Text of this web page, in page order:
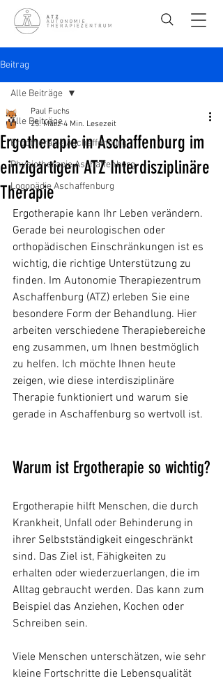
Beitrag
Alle Beiträge
Ergotherapie Aschaffenburg
Physiotherapie Aschaffenburg
Logopädie Aschaffenburg
Alle Beiträge
Ergotherapie in Aschaffenburg im
einzigartigen ATZ Interdisziplinäre
Therapie
Paul Fuchs
25. März 4 Min. Lesezeit
Ergotherapie kann Ihr Leben verändern.
Gerade bei neurologischen oder
orthopädischen Einschränkungen ist es
wichtig, die richtige Unterstützung zu
finden. Im Autonomie Therapiezentrum
Aschaffenburg (ATZ) erleben Sie eine
besondere Form der Behandlung. Hier
arbeiten verschiedene Therapiebereiche
eng zusammen, um Ihnen bestmöglich
zu helfen. Ich möchte Ihnen heute
zeigen, wie diese interdisziplinäre
Therapie funktioniert und warum sie
gerade in Aschaffenburg so wertvoll ist.
Warum ist Ergotherapie so wichtig?
Ergotherapie hilft Menschen, die durch
Krankheit, Unfall oder Behinderung in
ihrer Selbstständigkeit eingeschränkt
sind. Das Ziel ist, Fähigkeiten zu
erhalten oder wiederzuerlangen, die im
Alltag gebraucht werden. Das kann zum
Beispiel das Anziehen, Kochen oder
Schreiben sein.
Viele Menschen unterschätzen, wie sehr
kleine Fortschritte die Lebensqualität